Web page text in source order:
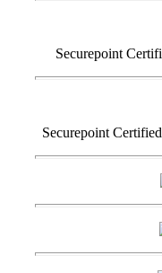
Securepoint
Securepoint